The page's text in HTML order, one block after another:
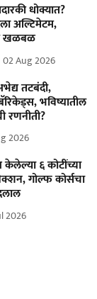
धोक्यात?
अल्टिमेटम,
खळबळ
02 Aug 2026
तटबंदी,
भविष्यातील
रणनीती?
2026
६ कोटींच्या
गोल्फ कोर्सचा
2026